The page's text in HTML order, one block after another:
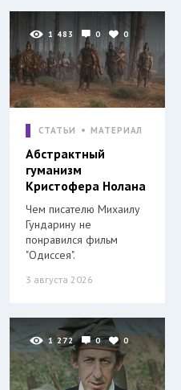
1 483 0 0
СТАТЬИ МАТЕРИАЛ
Абстрактный
гуманизм
Кристофера Нолана
Чем писателю Михаилу
Гундарину не
понравился фильм
"Одиссея".
3 августа 2026
1 272 0 0